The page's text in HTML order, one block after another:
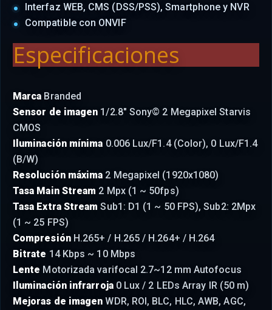
Interfaz WEB, CMS (DSS/PSS), Smartphone y NVR
Compatible con ONVIF
Especificaciones
Marca Branded
Sensor de imagen 1/2.8" Sony© 2 Megapixel Starvis
CMOS
Iluminación mínima 0.006 Lux/F1.4 (Color), 0 Lux/F1.4
(B/W)
Resolución máxima 2 Megapixel (1920x1080)
Tasa Main Stream 2 Mpx (1 ~ 50fps)
Tasa Extra Stream Sub1: D1 (1 ~ 50 FPS), Sub2: 2Mpx
(1 ~ 25 FPS)
CompresiónH.265+ / H.265 / H.264+ / H.264
Bitrate 14 Kbps ~ 10 Mbps
Lente Motorizada varifocal 2.7~12 mm Autofocus
Iluminación infrarroja0 Lux / 2 LEDs Array IR (50 m)
Mejoras de imagen WDR, ROI, BLC, HLC, AWB, AGC,